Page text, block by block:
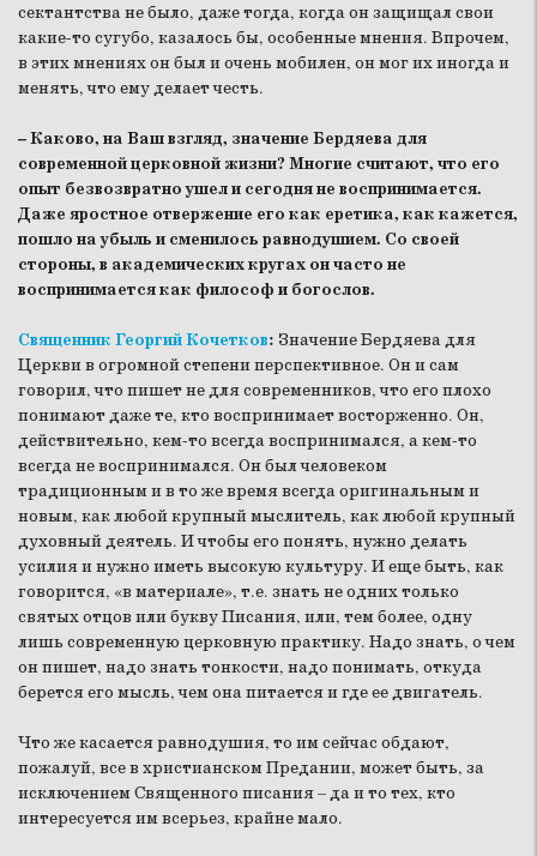
сектантства не было, даже тогда, когда он защищал свои
какие-то сугубо, казалось бы, особенные мнения. Впрочем,
в этих мнениях он был и очень мобилен, он мог их иногда и
менять, что ему делает честь.
– Каково, на Ваш взгляд, значение Бердяева для
современной церковной жизни? Многие считают, что его
опыт безвозвратно ушел и сегодня не воспринимается.
Даже яростное отвержение его как еретика, как кажется,
пошло на убыль и сменилось равнодушием. Со своей
стороны, в академических кругах он часто не
воспринимается как философ и богослов.
Священник Георгий Кочетков: Значение Бердяева для
Церкви в огромной степени перспективное. Он и сам
говорил, что пишет не для современников, что его плохо
понимают даже те, кто воспринимает восторженно. Он,
действительно, кем-то всегда воспринимался, а кем-то
всегда не воспринимался. Он был человеком
традиционным и в то же время всегда оригинальным и
новым, как любой крупный мыслитель, как любой крупный
духовный деятель. И чтобы его понять, нужно делать
усилия и нужно иметь высокую культуру. И еще быть, как
говорится, «в материале», т.е. знать не одних только
святых отцов или букву Писания, или, тем более, одну
лишь современную церковную практику. Надо знать, о чем
он пишет, надо знать тонкости, надо понимать, откуда
берется его мысль, чем она питается и где ее двигатель.
Что же касается равнодушия, то им сейчас обдают,
пожалуй, все в христианском Предании, может быть, за
исключением Священного писания – да и то тех, кто
интересуется им всерьез, крайне мало.